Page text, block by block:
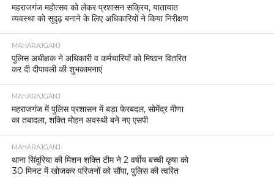
महराजगंज महोत्सव को लेकर प्रशासन सक्रिय, यातायात
व्यवस्था को सुदृढ़ बनाने के लिए अधिकारियों ने किया निरीक्षण
MAHARAJGANJ
पुलिस अधीक्षक ने अधिकारी व कर्मचारियों को मिष्ठान वितरित
कर दी दीपावली की शुभकामनाएं
MAHARAJGANJ
महराजगंज में पुलिस प्रशासन में बड़ा फेरबदल, सोमेंद्र मीणा
का तबादला, शक्ति मोहन अवस्थी बने नए एसपी
MAHARAJGANJ
थाना सिंदुरिया की मिशन शक्ति टीम ने 2 वर्षीय बच्ची कृषा को
30 मिनट में खोजकर परिजनों को सौंपा, पुलिस की त्वरित